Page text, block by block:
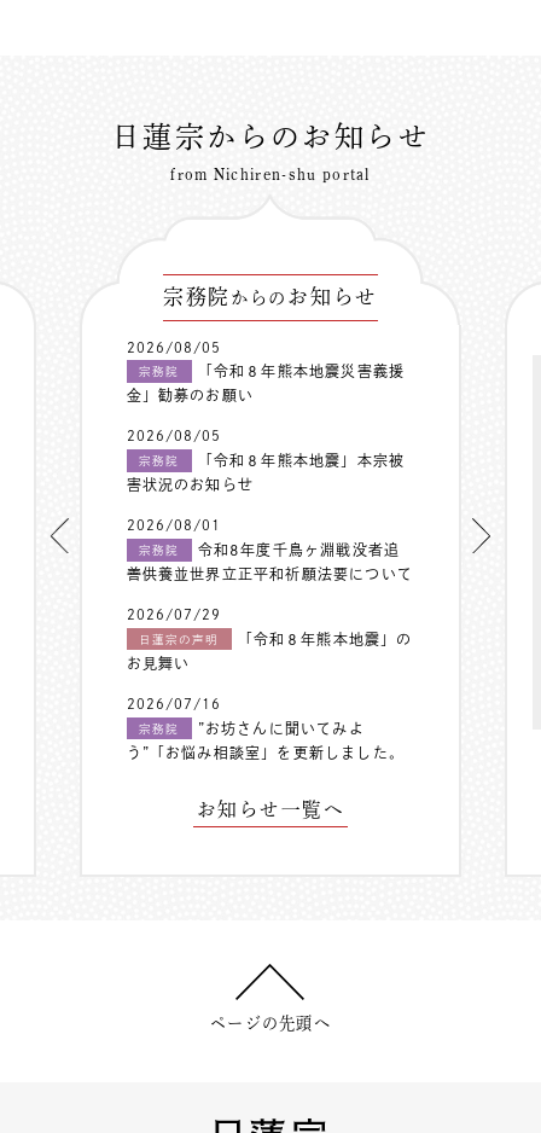
日蓮宗からのお知らせ
from Nichiren-shu portal
宗務院 からの お知らせ
2026/08/05
宗務院
「令和８年熊本地震災害義援
金」勧募のお願い
2026/08/05
宗務院
「令和８年熊本地震」本宗被
害状況のお知らせ
2026/08/01
宗務院
令和8年度千鳥ヶ淵戦没者追
善供養並世界立正平和祈願法要について
2026/07/29
日蓮宗の声明
「令和８年熊本地震」の
お見舞い
2026/07/16
宗務院
”お坊さんに聞いてみよ
う”「お悩み相談室」を更新しました。
お知らせ一覧へ
ページの先頭へ